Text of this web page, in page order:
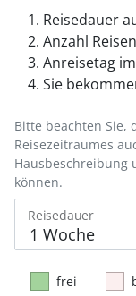
Reisedauer
Anzahl
Anreisetag
Sie
Reisedauer
Bitte beachten Sie,
Reisezeitraumes
Hausbeschreibung
können.
frei